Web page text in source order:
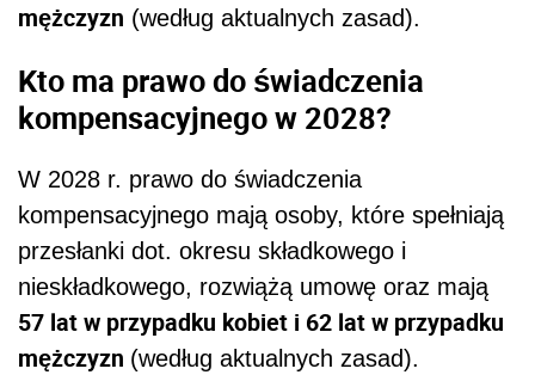
mężczyzn (według aktualnych zasad).
Kto ma prawo do świadczenia
kompensacyjnego w 2028?
W 2028 r. prawo do świadczenia
kompensacyjnego mają osoby, które spełniają
przesłanki dot. okresu składkowego i
nieskładkowego, rozwiążą umowę oraz mają
57 lat w przypadku kobiet i 62 lat w przypadku
mężczyzn (według aktualnych zasad).